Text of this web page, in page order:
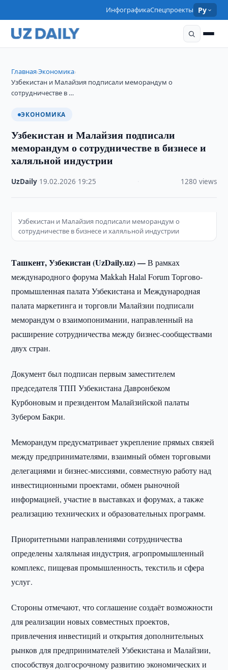
ИнфографикаСпецпроекты Ру
Главная›Экономика›
Узбекистан и Малайзия подписали меморандум о
сотрудничестве в …
ЭКОНОМИКА
Узбекистан и Малайзия подписали
меморандум о сотрудничестве в бизнесе и
халяльной индустрии
UzDaily 19.02.2026 19:25 1280 views
Узбекистан и Малайзия подписали меморандум о
сотрудничестве в бизнесе и халяльной индустрии
Ташкент, Узбекистан (UzDaily.uz) —В рамках
международного форума Makkah Halal Forum Торгово-
промышленная палата Узбекистана и Международная
палата маркетинга и торговли Малайзии подписали
меморандум о взаимопонимании, направленный на
расширение сотрудничества между бизнес-сообществами
двух стран.
Документ был подписан первым заместителем
председателя ТПП Узбекистана Давронбеком
Курбоновым и президентом Малайзийской палаты
Зубером Бакри.
Меморандум предусматривает укрепление прямых связей
между предпринимателями, взаимный обмен торговыми
делегациями и бизнес-миссиями, совместную работу над
инвестиционными проектами, обмен рыночной
информацией, участие в выставках и форумах, а также
реализацию технических и образовательных программ.
Приоритетными направлениями сотрудничества
определены халяльная индустрия, агропромышленный
комплекс, пищевая промышленность, текстиль и сфера
услуг.
Стороны отмечают, что соглашение создаёт возможности
для реализации новых совместных проектов,
привлечения инвестиций и открытия дополнительных
рынков для предпринимателей Узбекистана и Малайзии,
способствуя долгосрочному развитию экономических и